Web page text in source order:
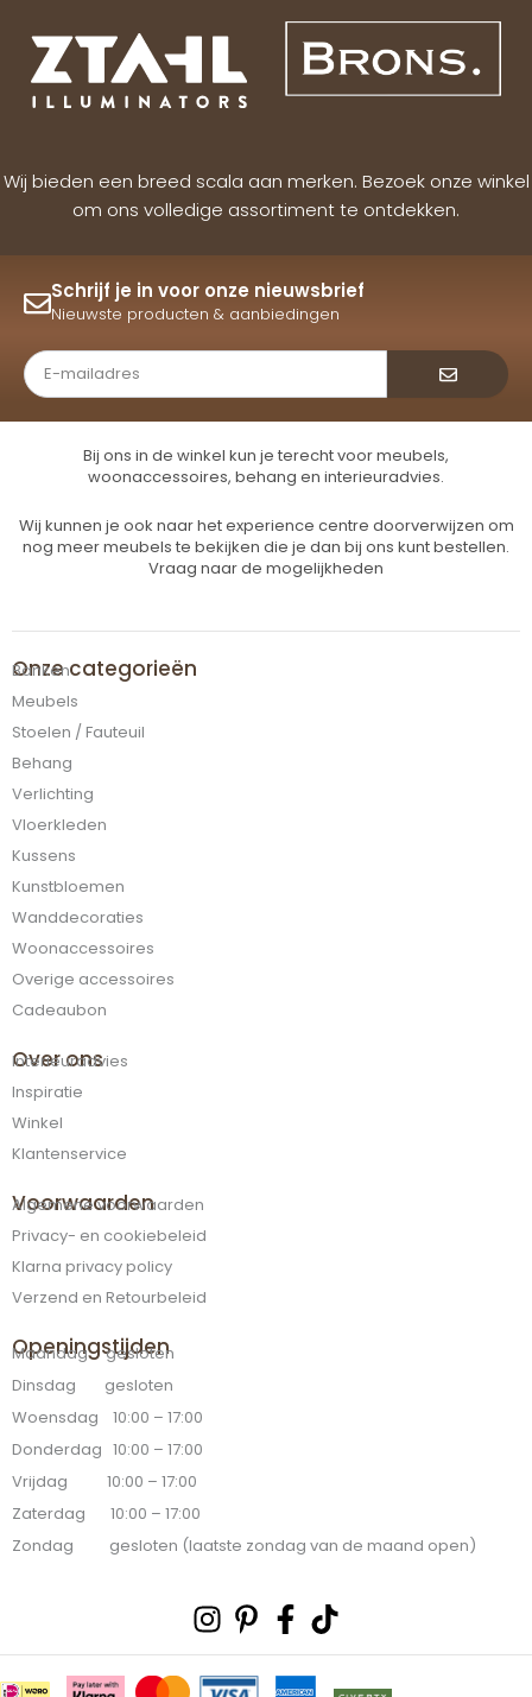
Wij bieden een breed scala aan merken. Bezoek onze winkel
om ons volledige assortiment te ontdekken.
Schrijf je in voor onze nieuwsbrief
Nieuwste producten & aanbiedingen
Bij ons in de winkel kun je terecht voor meubels,
woonaccessoires, behang en interieuradvies.
Wij kunnen je ook naar het experience centre doorverwijzen om
nog meer meubels te bekijken die je dan bij ons kunt bestellen.
Vraag naar de mogelijkheden
Onze categorieën
Banken
Meubels
Stoelen / Fauteuil
Behang
Verlichting
Vloerkleden
Kussens
Kunstbloemen
Wanddecoraties
Woonaccessoires
Overige accessoires
Cadeaubon
Over ons
Interieuradvies
Inspiratie
Winkel
Klantenservice
Voorwaarden
Algemene voorwaarden
Privacy- en cookiebeleid
Klarna privacy policy
Verzend en Retourbeleid
Openingstijden
Maandag gesloten
Dinsdag gesloten
Woensdag 10:00 – 17:00
Donderdag 10:00 – 17:00
Vrijdag 10:00 – 17:00
Zaterdag 10:00 – 17:00
Zondag gesloten (laatste zondag van de maand open)
Instagram
Pinterest-
p
Facebook-
f
Tiktok